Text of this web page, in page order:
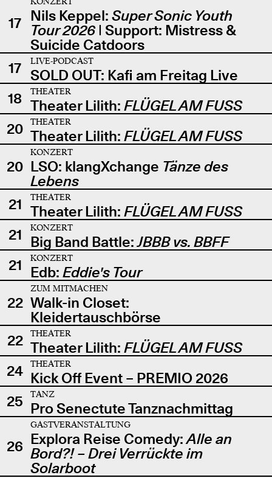
17 Nils Keppel: Super Sonic Youth
Tour 2026| Support: Mistress &
Suicide Catdoors
17
LIVE-PODCAST
SOLD OUT: Kafi am Freitag Live
18
THEATER
Theater Lilith: FLÜGEL AM FUSS
20
THEATER
Theater Lilith: FLÜGEL AM FUSS
20
KONZERT
LSO: klangXchange Tänze des
Lebens
21
THEATER
Theater Lilith: FLÜGEL AM FUSS
21
KONZERT
Big Band Battle:JBBB vs. BBFF
21
KONZERT
Edb: Eddie's Tour
22
ZUM MITMACHEN
Walk-in Closet:
Kleidertauschbörse
22
THEATER
Theater Lilith: FLÜGEL AM FUSS
24
THEATER
Kick Off Event – PREMIO 2026
25
TANZ
Pro Senectute Tanznachmittag
26
GASTVERANSTALTUNG
Explora Reise Comedy:Alle an
Bord?! – Drei Verrückte im
Solarboot